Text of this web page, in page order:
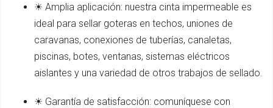
☀ Amplia aplicación: nuestra cinta impermeable es
ideal para sellar goteras en techos, uniones de
caravanas, conexiones de tuberías, canaletas,
piscinas, botes, ventanas, sistemas eléctricos
aislantes y una variedad de otros trabajos de sellado.
☀ Garantía de satisfacción: comuníquese con